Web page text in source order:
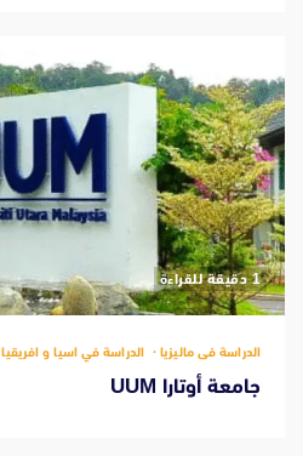
‫1 دقيقة للقراءة
الدراسة فى ماليزيا الدراسة في اسيا و افريقيا
جامعة أوتارا UUM